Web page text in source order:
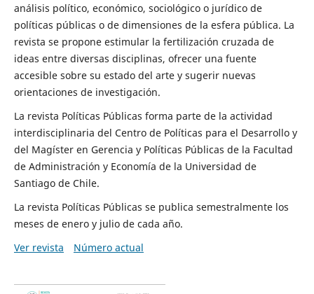
análisis político, económico, sociológico o jurídico de
políticas públicas o de dimensiones de la esfera pública. La
revista se propone estimular la fertilización cruzada de
ideas entre diversas disciplinas, ofrecer una fuente
accesible sobre su estado del arte y sugerir nuevas
orientaciones de investigación.
La revista Políticas Públicas forma parte de la actividad
interdisciplinaria del Centro de Políticas para el Desarrollo y
del Magíster en Gerencia y Políticas Públicas de la Facultad
de Administración y Economía de la Universidad de
Santiago de Chile.
La revista Políticas Públicas se publica semestralmente los
meses de enero y julio de cada año.
Ver revista
Número actual